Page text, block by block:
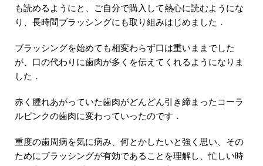
も読めるようにと、ご自分で購入して熱心に読むようにな
り、長時間ブラッシングにも取り組みはじめました．
ブラッシングを始めても相変わらず口は重いままでした
が、口の代わりに歯肉が多くを伝えてくれるようになりま
した．
赤く腫れあがっていた歯肉がどんどん引き締まったコーラ
ルピンクの歯肉に変わっていったのです．
重度の歯周病を気に病み、何とかしたいと強く思い、その
ためにブラッシングが有効であることを理解し、忙しい時